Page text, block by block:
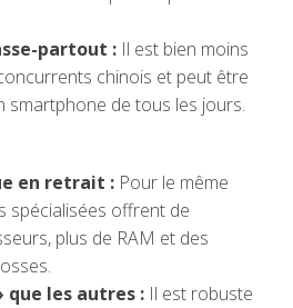
partout : Il est bien moins
chinois et peut être
smartphone de tous les jours.
en retrait : Pour le même
spécialisées offrent de
plus de RAM et des
que les autres : Il est robuste